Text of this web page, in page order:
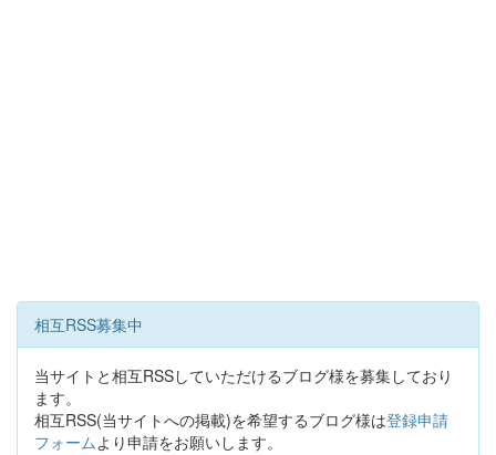
相互RSS募集中
当サイトと相互RSSしていただけるブログ様を募集しており
ます。
相互RSS(当サイトへの掲載)を希望するブログ様は登録申請
フォームより申請をお願いします。